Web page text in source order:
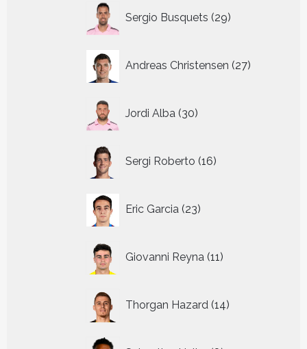
Sergio Busquets 29
producten
Andreas Christensen 27
producten
Jordi Alba 30
producten
Sergi Roberto 16
producten
Eric Garcia 23
producten
Giovanni Reyna 11
producten
Thorgan Hazard 14
producten